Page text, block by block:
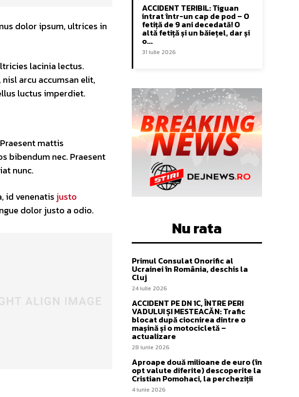
dolor ipsum, ultrices in
lacinia lectus.
arcu accumsan elit,
luctus imperdiet.
mattis
bibendum nec. Praesent
nunc.
id venenatis justo
dolor justo a odio.
ACCIDENT TERIBIL: Tiguan
intrat într-un cap de pod – O
fetiță de 9 ani decedată! O
altă fetiță și un băiețel, dar și
o...
31 iulie 2026
Nu rata
Primul Consulat Onorific al
Ucrainei în România, deschis la
Cluj
24 iulie 2026
ACCIDENT PE DN 1C, ÎNTRE PERI
VADULUI ȘI MESTEACĂN: Trafic
blocat după ciocnirea dintre o
mașină și o motocicletă –
actualizare
28 iunie 2026
Aproape două milioane de euro (în
opt valute diferite) descoperite la
Cristian Pomohaci, la percheziții
4 iunie 2026